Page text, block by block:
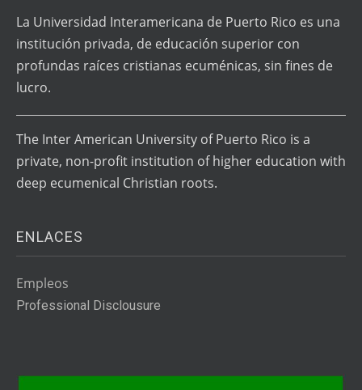
La Universidad Interamericana de Puerto Rico es una
institución privada, de educación superior con
profundas raíces cristianas ecuménicas, sin fines de
lucro.
The Inter American University of Puerto Rico is a
private, non-profit institution of higher education with
deep ecumenical Christian roots.
ENLACES
Empleos
Professional Disclousure